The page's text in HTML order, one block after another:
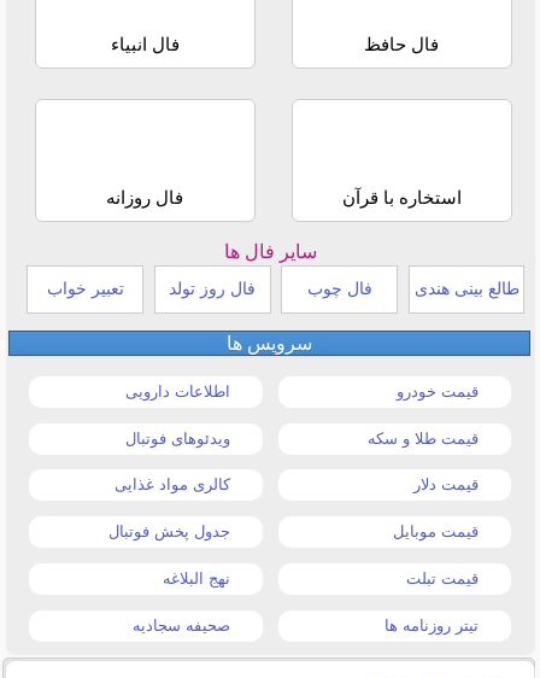
فال حافظ فال انبیاء
استخاره با قرآن فال روزانه
سایر فال ها
طالع بینی هندی فال چوب فال روز تولد تعبیر خواب
سرویس ها
قیمت خودرو اطلاعات دارویی
قیمت طلا و سکه ویدئوهای فوتبال
قیمت دلار کالری مواد غذایی
قیمت موبایل جدول پخش فوتبال
قیمت تبلت نهج البلاغه
تیتر روزنامه ها صحیفه سجادیه